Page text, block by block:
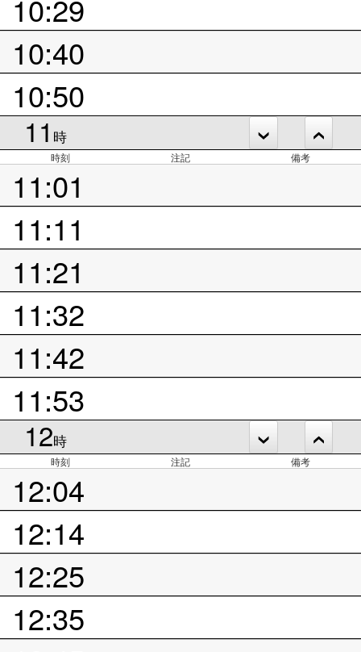
10:29
10:40
10:50
11 時
時刻 注記 備考
11:01
11:11
11:21
11:32
11:42
11:53
12時
時刻 注記 備考
12:04
12:14
12:25
12:35